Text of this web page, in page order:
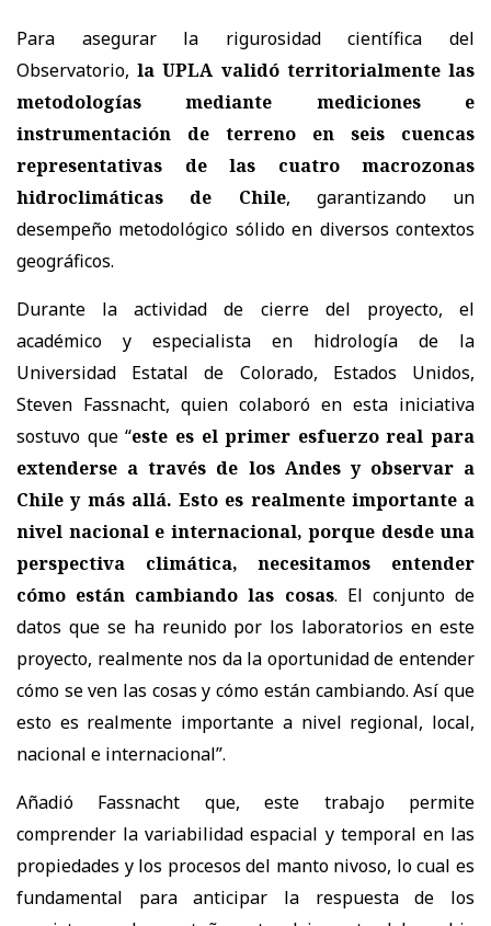
Para asegurar la rigurosidad científica del
Observatorio, la UPLA validó territorialmente las
metodologías mediante mediciones e
instrumentación de terreno en seis cuencas
representativas de las cuatro macrozonas
hidroclimáticas de Chile, garantizando un
desempeño metodológico sólido en diversos contextos
geográficos.
Durante la actividad de cierre del proyecto, el
académico y especialista en hidrología de la
Universidad Estatal de Colorado, Estados Unidos,
Steven Fassnacht, quien colaboró en esta iniciativa
sostuvo que “este es el primer esfuerzo real para
extenderse a través de los Andes y observar a
Chile y más allá. Esto es realmente importante a
nivel nacional e internacional, porque desde una
perspectiva climática, necesitamos entender
cómo están cambiando las cosas. El conjunto de
datos que se ha reunido por los laboratorios en este
proyecto, realmente nos da la oportunidad de entender
cómo se ven las cosas y cómo están cambiando. Así que
esto es realmente importante a nivel regional, local,
nacional e internacional”.
Añadió Fassnacht que, este trabajo permite
comprender la variabilidad espacial y temporal en las
propiedades y los procesos del manto nivoso, lo cual es
fundamental para anticipar la respuesta de los